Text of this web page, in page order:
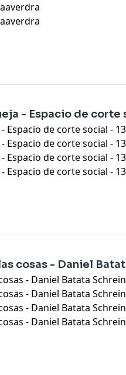
- Espacio de corte
Espacio de corte social -
Espacio de corte social -
Espacio de corte social -
Espacio de corte social -
cosas - Daniel
- Daniel Batata
- Daniel Batata
- Daniel Batata
- Daniel Batata